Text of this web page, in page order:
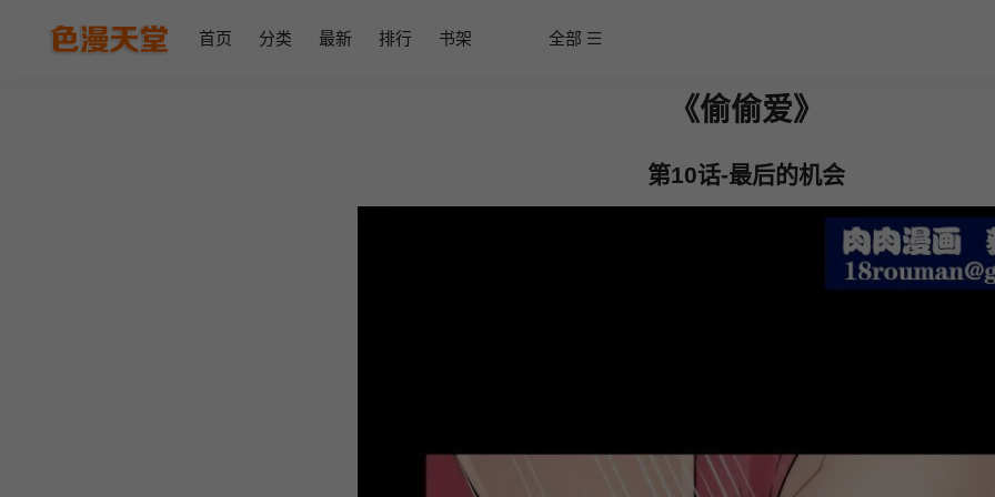
首页 分类 最新 排行 书架 全部
《偷偷爱》
第10话-最后的机会